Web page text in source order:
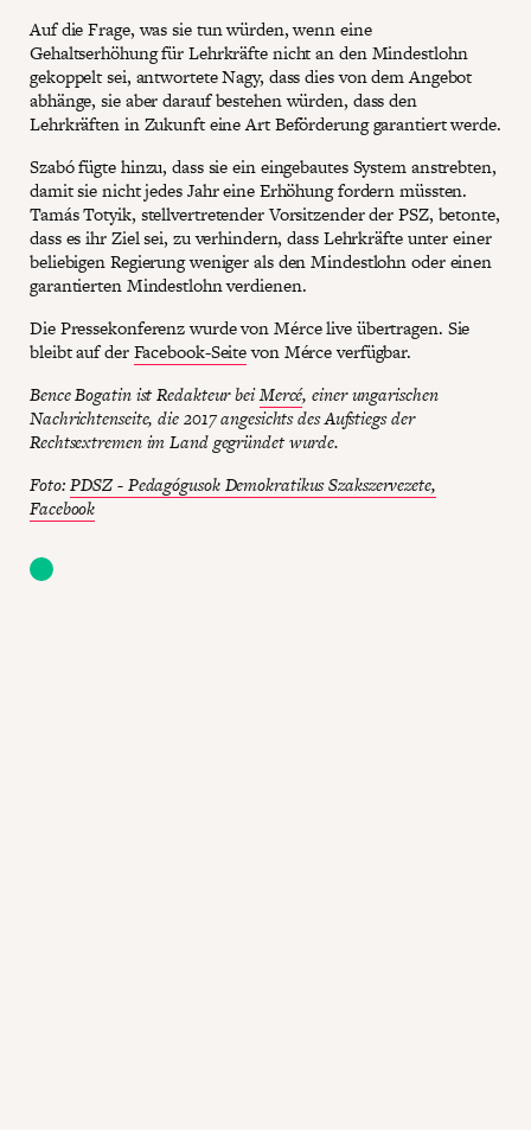
Auf die Frage, was sie tun würden, wenn eine
Gehaltserhöhung für Lehrkräfte nicht an den Mindestlohn
gekoppelt sei, antwortete Nagy, dass dies von dem Angebot
abhänge, sie aber darauf bestehen würden, dass den
Lehrkräften in Zukunft eine Art Beförderung garantiert werde.
Szabó fügte hinzu, dass sie ein eingebautes System anstrebten,
damit sie nicht jedes Jahr eine Erhöhung fordern müssten.
Tamás Totyik, stellvertretender Vorsitzender der PSZ, betonte,
dass es ihr Ziel sei, zu verhindern, dass Lehrkräfte unter einer
beliebigen Regierung weniger als den Mindestlohn oder einen
garantierten Mindestlohn verdienen.
Die Pressekonferenz wurde von Mérce live übertragen. Sie
bleibt auf derFacebook-Seitevon Mérce verfügbar.
Bence Bogatin ist Redakteur beiMercé, einer ungarischen
Nachrichtenseite, die 2017 angesichts des Aufstiegs der
Rechtsextremen im Land gegründet wurde.
Foto:PDSZ - Pedagógusok Demokratikus Szakszervezete,
Facebook